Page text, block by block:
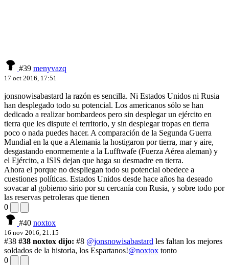
#39 menyvazq
17 oct 2016, 17:51
jonsnowisabastard la razón es sencilla. Ni Estados Unidos ni Rusia
han desplegado todo su potencial. Los americanos sólo se han
dedicado a realizar bombardeos pero sin desplegar un ejército en
tierra que les dispute el territorio, y sin desplegar tropas en tierra
poco o nada puedes hacer. A comparación de la Segunda Guerra
Mundial en la que a Alemania la hostigaron por tierra, mar y aire,
desgastando enormemente a la Lufftwafe (Fuerza Aérea aleman) y
el Ejército, a ISIS dejan que haga su desmadre en tierra.
Ahora el porque no despliegan todo su potencial obedece a
cuestiones políticas. Estados Unidos desde hace años ha deseado
sovacar al gobierno sirio por su cercanía con Rusia, y sobre todo por
las reservas petroleras que tienen
0
#40 noxtox
16 nov 2016, 21:15
#38 #38 noxtox dijo: #8 @jonsnowisabastard les faltan los mejores
soldados de la historia, los Espartanos!@noxtox tonto
0